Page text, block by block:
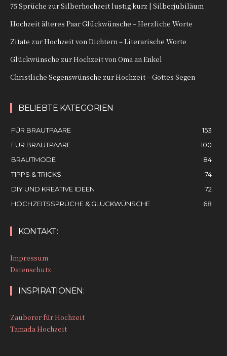
75 Sprüche zur Silberhochzeit lustig kurz | Silberjubiläum
Hochzeit älteres Paar Glückwünsche – Herzliche Worte
Zitate zur Hochzeit von Dichtern – Literarische Worte
Glückwünsche zur Hochzeit von Oma an Enkel
Christliche Segenswünsche zur Hochzeit – Gottes Segen
BELIEBTE KATEGORIEN
FÜR BRAUTPAARE
153
FÜR BRAUTPAARE
100
BRAUTMODE
84
TIPPS & TRICKS
74
DIY UND KREATIVE IDEEN
72
HOCHZEITSSPRÜCHE & GLÜCKWÜNSCHE
68
KONTAKT:
Impressum
Datenschutz
INSPIRATIONEN:
Zauberer für Hochzeit
Tamada Hochzeit